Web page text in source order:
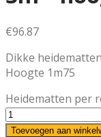
€96.87
Dikke
Hoogte 1m75
Heidematten per
Toevoegen aan